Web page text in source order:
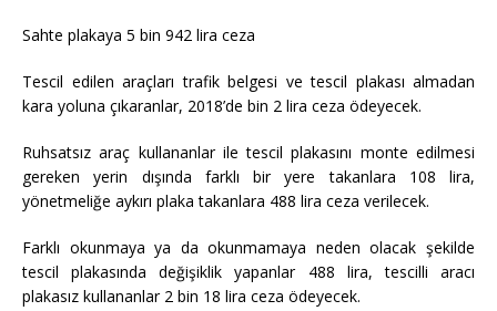
Sahte plakaya 5 bin 942 lira ceza
Tescil edilen araçları trafik belgesi ve tescil plakası almadan
kara yoluna çıkaranlar, 2018’de bin 2 lira ceza ödeyecek.
Ruhsatsız araç kullananlar ile tescil plakasını monte edilmesi
gereken yerin dışında farklı bir yere takanlara 108 lira,
yönetmeliğe aykırı plaka takanlara 488 lira ceza verilecek.
Farklı okunmaya ya da okunmamaya neden olacak şekilde
tescil plakasında değişiklik yapanlar 488 lira, tescilli aracı
plakasız kullananlar 2 bin 18 lira ceza ödeyecek.